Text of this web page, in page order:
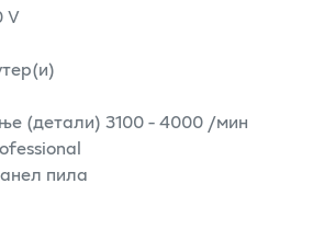
V
(детали) 3100 - 4000 /мин
пила